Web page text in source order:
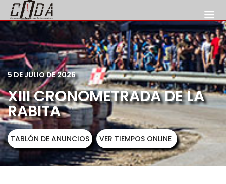
5 DE JULIO DE 2026
XIII CRONOMETRADA DE LA
RABITA
TABLÓN DE ANUNCIOS VER TIEMPOS ONLINE